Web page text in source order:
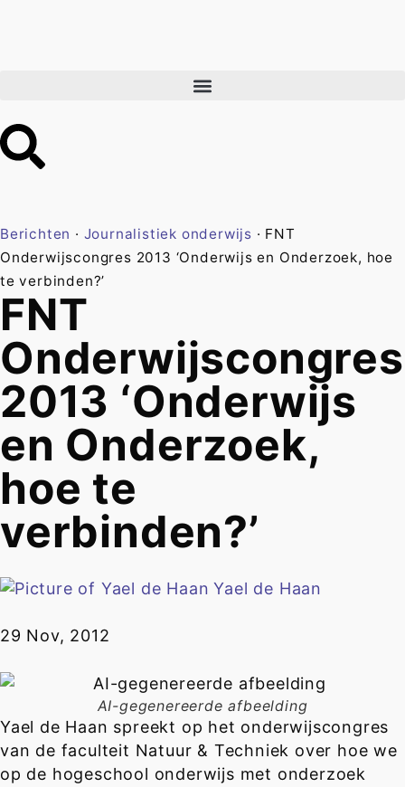
Berichten · Journalistiek onderwijs · FNT
Onderwijscongres 2013 ‘Onderwijs en Onderzoek, hoe
te verbinden?’
FNT
Onderwijscongres
2013 ‘Onderwijs
en Onderzoek,
hoe te
verbinden?’
Yael de Haan
29 Nov, 2012
AI-gegenereerde afbeelding
Yael de Haan spreekt op het onderwijscongres
van de faculteit Natuur & Techniek over hoe we
op de hogeschool onderwijs met onderzoek